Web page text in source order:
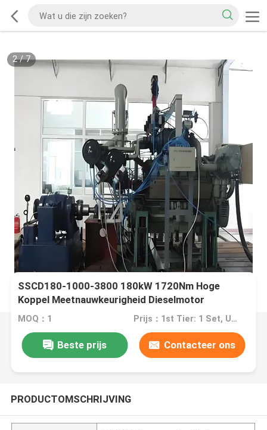
2/7
SSCD180-1000-3800 180kW 1720Nm Hoge
Koppel Meetnauwkeurigheid Dieselmotor
Elektrische Dynamometer Testbank
MOQ：1 Prijs：1st Tier: 1 Set, Unit Price USD 3.00 2nd Tier: 2-5 Sets, Unit Price USD 2.00 3rd Tier: Over 5 Sets, Unit Price USD 1.00
Beste prijs Contacteer ons
PRODUCTOMSCHRIJVING